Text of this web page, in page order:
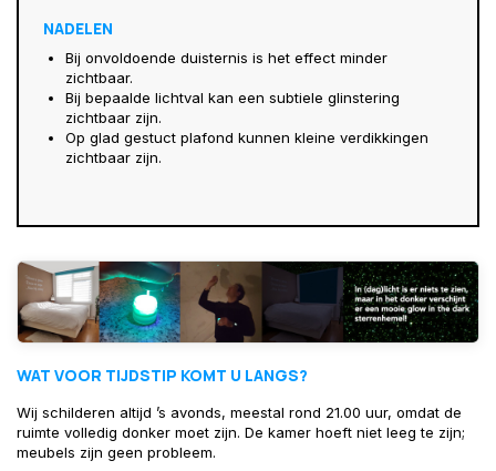
NADELEN
Bij onvoldoende duisternis is het effect minder
zichtbaar.
Bij bepaalde lichtval kan een subtiele glinstering
zichtbaar zijn.
Op glad gestuct plafond kunnen kleine verdikkingen
zichtbaar zijn.
WAT VOOR TIJDSTIP KOMT U LANGS?
Wij schilderen altijd ’s avonds, meestal rond 21.00 uur, omdat de
ruimte volledig donker moet zijn. De kamer hoeft niet leeg te zijn;
meubels zijn geen probleem.